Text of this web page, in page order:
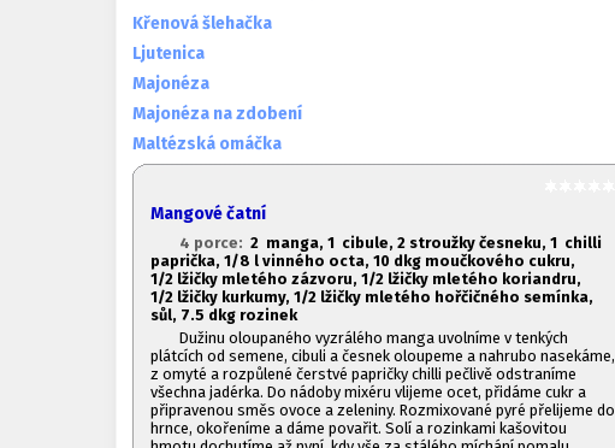
Křenová šlehačka
Ljutenica
Majonéza
Majonéza na zdobení
Maltézská omáčka
Mangové čatní
4 porce: 2 manga, 1 cibule, 2 stroužky česneku, 1 chilli
paprička, 1/8 l vinného octa, 10 dkg moučkového cukru,
1/2 lžičky mletého zázvoru, 1/2 lžičky mletého koriandru,
1/2 lžičky kurkumy, 1/2 lžičky mletého hořčičného semínka,
sůl, 7.5 dkg rozinek
Dužinu oloupaného vyzrálého manga uvolníme v tenkých
plátcích od semene, cibuli a česnek oloupeme a nahrubo nasekáme,
z omyté a rozpůlené čerstvé papričky chilli pečlivě odstraníme
všechna jadérka. Do nádoby mixéru vlijeme ocet, přidáme cukr a
připravenou směs ovoce a zeleniny. Rozmixované pyré přelijeme do
hrnce, okořeníme a dáme povařit. Solí a rozinkami kašovitou